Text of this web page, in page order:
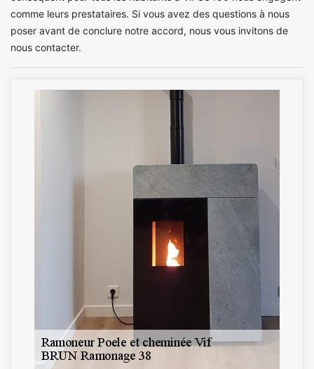
comme leurs prestataires. Si vous avez des questions à nous
poser avant de conclure notre accord, nous vous invitons de
nous contacter.